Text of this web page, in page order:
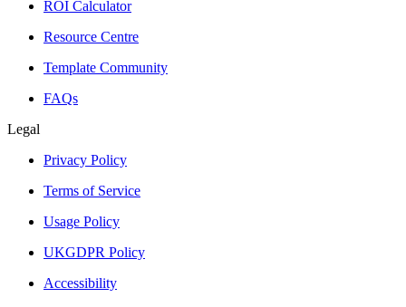
ROI Calculator
Resource Centre
Template Community
FAQs
Legal
Privacy Policy
Terms of Service
Usage Policy
UKGDPR Policy
Accessibility